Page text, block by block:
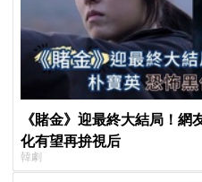
《賭金》迎最終大結局！
化有望再拚視后
韓劇